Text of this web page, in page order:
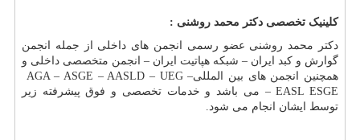
کلینیک تخصصی دکتر محمد روشنی :
دکتر محمد روشنی عضو رسمی انجمن های داخلی از جمله انجمن
گوارش و کبد ایران – شبکه هپاتیت ایران – انجمن متخصصی داخلی و
همچنین انجمن های بین المللیAGA – ASGE – AASLD – UEG –
ESGE
– EASL می باشد و خدمات تخصصی و فوق پیشرفته زیر
توسط ایشان انجام می شود